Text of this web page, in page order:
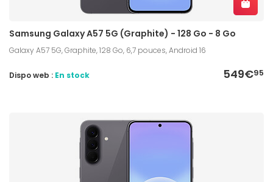
Samsung Galaxy A57 5G (Graphite) - 128 Go - 8 Go
Galaxy A57 5G, Graphite, 128 Go, 6,7 pouces, Android 16
549€95
Dispo web : En stock